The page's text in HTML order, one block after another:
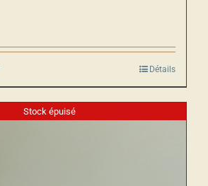
Détails
Stock épuisé